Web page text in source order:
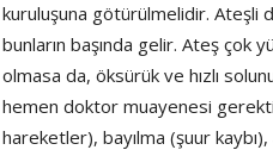
kuruluşuna götürülmelidir. Ateşli
bunların başında gelir. Ateş çok
olmasa da, öksürük ve hızlı
hemen doktor muayenesi
hareketler), bayılma (şuur kaybı),